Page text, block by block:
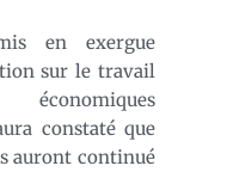
en exergue
sur le travail
constaté que
auront continué